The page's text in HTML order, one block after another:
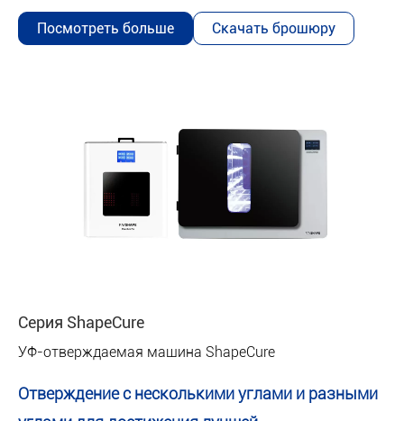
Посмотреть больше Скачать брошюру
Серия ShapeCure
УФ-отверждаемая машина ShapeCure
Отверждение с несколькими углами и разными